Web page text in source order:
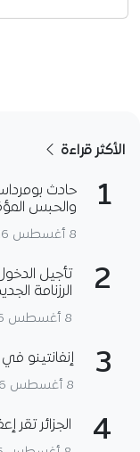
الأكثر قراءة
1
حادث
والحبس المؤقت
8 أغسطس 2026
2
الرزنامة
8 أغسطس 2026
3 إنفانتينو
8 أغسطس 2026
4 الجزائر تقر